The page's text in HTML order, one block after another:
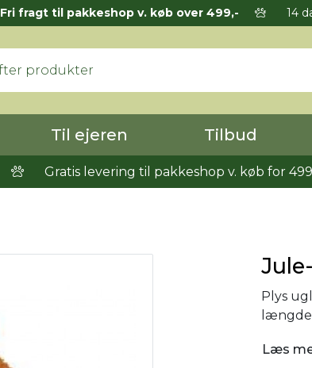
Fri fragt til pakkeshop v. køb over 499,- 14
Til ejeren Tilbud
Gratis levering til pakkeshop v. køb for
Plys
Læs